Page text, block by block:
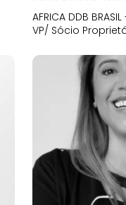
AFRICA DDB
VP/ Sócio